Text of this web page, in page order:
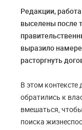
Редакции,
выселены после
выразило
расторгнуть
В этом
обратились к
вмешаться,
поиска